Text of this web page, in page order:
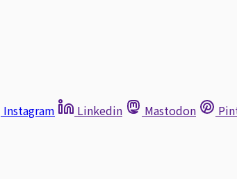
Instagram Linkedin Mastodon